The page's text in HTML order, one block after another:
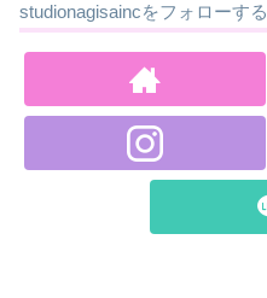
studionagisaincをフォローする